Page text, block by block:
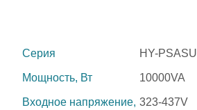
Серия HY-PSASU
Мощность, Вт 10000VA
Входное напряжение, 323-437V